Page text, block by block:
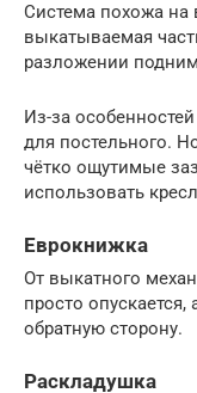
Система похожа на
выкатываемая
разложении
Из-за
для постельного.
чётко ощутимые
использовать
Еврокнижка
От выкатного
просто опускается,
обратную сторону.
Раскладушка